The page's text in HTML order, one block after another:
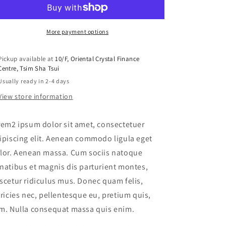
More payment options
available at10/F, Oriental Crystal Finance
Tsim Sha Tsui
ready in 2-4 days
store information
ipsum dolor sit amet, consectetuer
elit. Aenean commodo ligula eget
Aenean massa. Cum sociis natoque
et magnis dis parturient montes,
ridiculus mus. Donec quam felis,
nec, pellentesque eu, pretium quis,
Nulla consequat massa quis enim.